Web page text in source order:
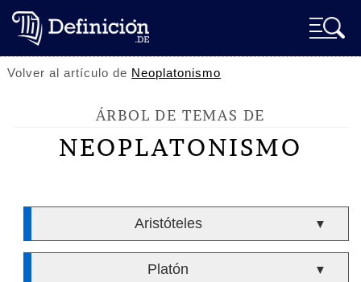
Volver al artículo de Neoplatonismo
ÁRBOL DE TEMAS DE
NEOPLATONISMO
Aristóteles ▼
Platón ▼